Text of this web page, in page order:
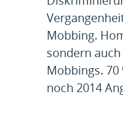
Mobbing.
sondern
Mobbings.
noch 2014